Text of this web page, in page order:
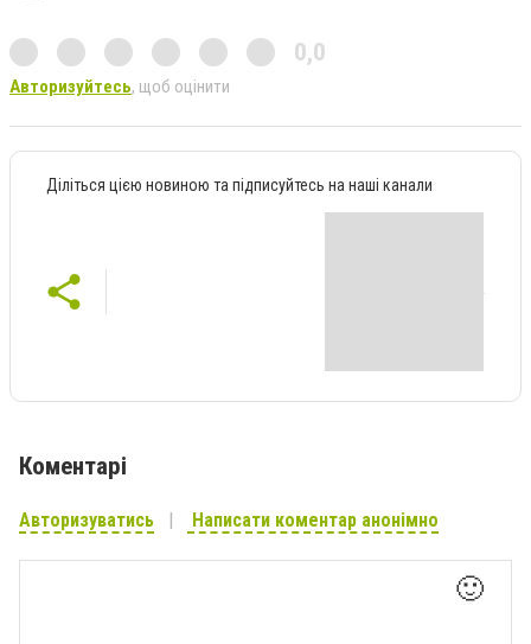
0,0
Авторизуйтесь, щоб оцінити
Діліться цією новиною та підписуйтесь на наші канали
Коментарі
Авторизуватись Написати коментар анонімно
🙂